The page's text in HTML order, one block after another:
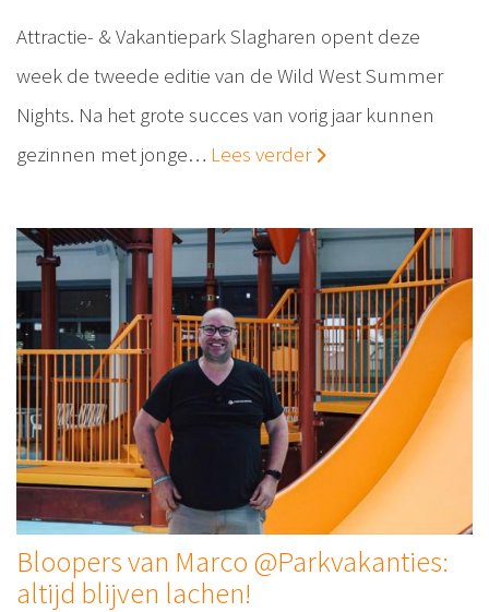
Attractie- & Vakantiepark Slagharen opent deze
week de tweede editie van de Wild West Summer
Nights. Na het grote succes van vorig jaar kunnen
gezinnen met jonge… Lees verder
Bloopers van Marco @Parkvakanties:
altijd blijven lachen!